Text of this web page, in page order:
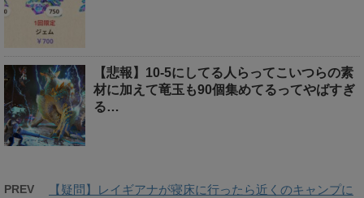
【悲報】10-5にしてる人らってこいつらの素
材に加えて竜玉も90個集めてるってやばすぎ
る…
PREV
【疑問】レイギアナが寝床に行ったら近くのキャンプに